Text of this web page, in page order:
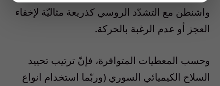
واشنطن مع التشدّد الروسي كذريعة مثاليّة لإخفاء
العجز أو عدم الرغبة بالحركة.
وحسب المعطيات المتوافرة، فإنّ ترتيب تحييد
السلاح الكيميائي السوري (وربّما استخدام انواع